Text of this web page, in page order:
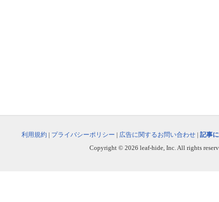
利用規約 | プライバシーポリシー | 広告に関するお問い合わせ | 記事
Copyright © 2026 leaf-hide, Inc. All rights